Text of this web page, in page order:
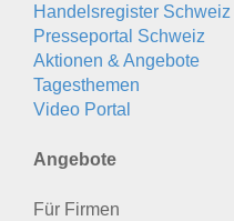
Handelsregister Schweiz
Presseportal Schweiz
Aktionen & Angebote
Tagesthemen
Video Portal
Angebote
Für Firmen